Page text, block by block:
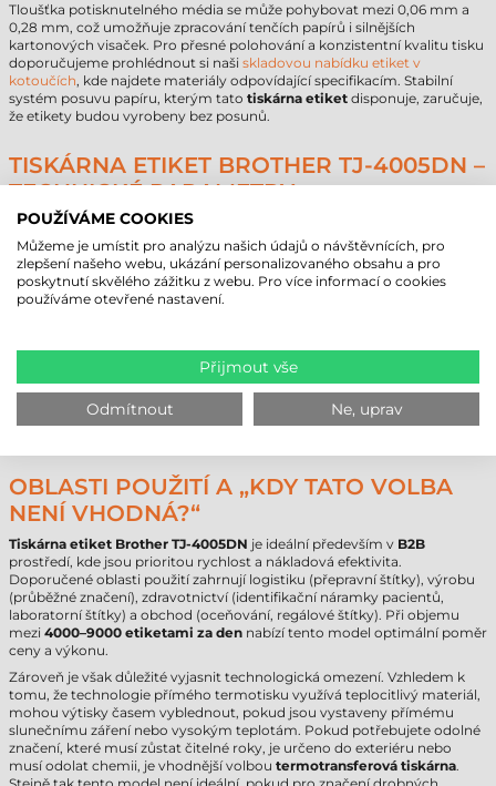
Tloušťka potisknutelného média se může pohybovat mezi 0,06 mm a
0,28 mm, což umožňuje zpracování tenčích papírů i silnějších
kartonových visaček. Pro přesné polohování a konzistentní kvalitu tisku
doporučujeme prohlédnout si naši skladovou nabídku etiket v
kotoučích, kde najdete materiály odpovídající specifikacím. Stabilní
systém posuvu papíru, kterým tato tiskárna etiket disponuje, zaručuje,
že etikety budou vyrobeny bez posunů.
TISKÁRNA ETIKET BROTHER TJ-4005DN –
TECHNICKÉ PARAMETRY
Následující tabulka obsahuje nejdůležitější údaje potřebné pro
technologické rozhodnutí:
Parametr
Hodnota
Značka
Brother
203 mm
Velikost dutinky
25 mm,40 mm,76 mm
USB
OBLASTI POUŽITÍ A „KDY TATO VOLBA
NENÍ VHODNÁ?“
Tiskárna etiket Brother TJ-4005DN je ideální především v B2B
prostředí, kde jsou prioritou rychlost a nákladová efektivita.
Doporučené oblasti použití zahrnují logistiku (přepravní štítky), výrobu
(průběžné značení), zdravotnictví (identifikační náramky pacientů,
laboratorní štítky) a obchod (oceňování, regálové štítky). Při objemu
mezi 4000–9000 etiketami za den nabízí tento model optimální poměr
ceny a výkonu.
Zároveň je však důležité vyjasnit technologická omezení. Vzhledem k
tomu, že technologie přímého termotisku využívá teplocitlivý materiál,
mohou výtisky časem vyblednout, pokud jsou vystaveny přímému
slunečnímu záření nebo vysokým teplotám. Pokud potřebujete odolné
značení, které musí zůstat čitelné roky, je určeno do exteriéru nebo
musí odolat chemii, je vhodnější volbou termotransferová tiskárna.
POUŽÍVÁME COOKIES
Můžeme je umístit pro analýzu našich údajů o návštěvnících, pro
zlepšení našeho webu, ukázání personalizovaného obsahu a pro
poskytnutí skvělého zážitku z webu. Pro více informací o cookies
používáme otevřené nastavení.
Přijmout vše
Odmítnout Ne, uprav